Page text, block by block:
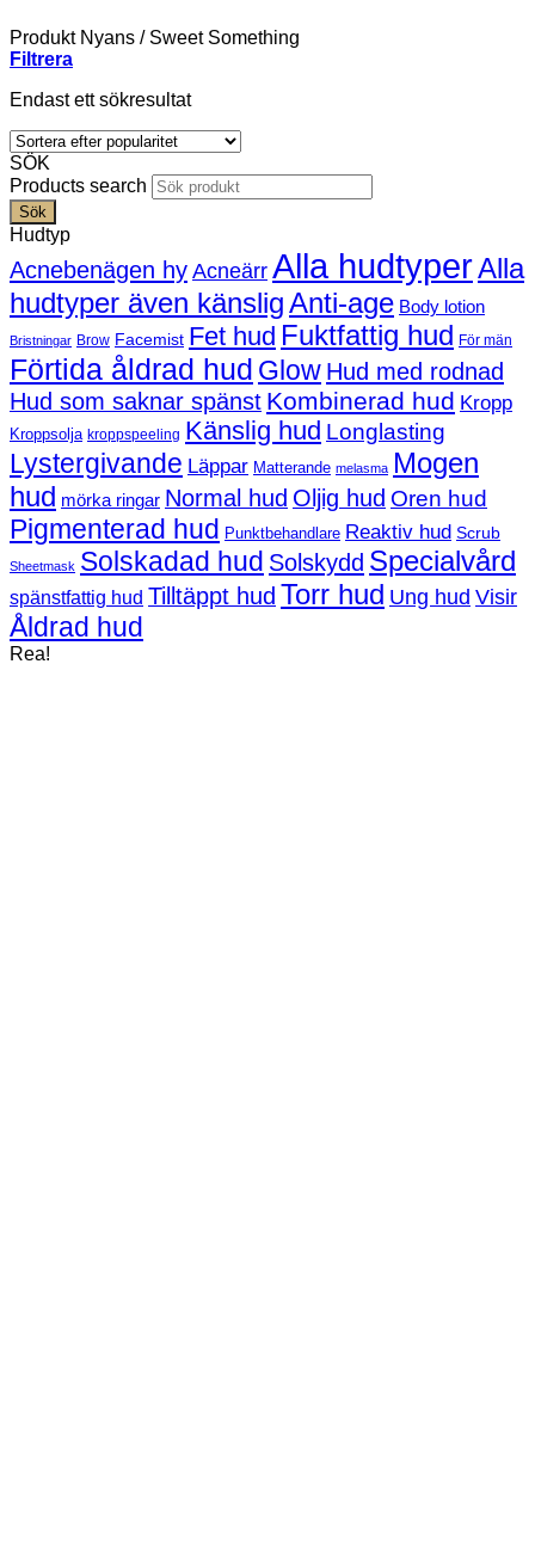
Produkt Nyans /Sweet Something
Filtrera
Endast ett sökresultat
SÖK
Products search
Sök
Hudtyp
Acnebenägen hy Acneärr Alla hudtyperAlla
hudtyper även känsligAnti-age Body lotion
Bristningar Brow Facemist Fet hud Fuktfattig hud För män
Förtida åldrad hud Glow Hud med rodnad
Hud som saknar spänst Kombinerad hud Kropp
Kroppsolja kroppspeeling Känslig hud Longlasting
Lystergivande Läppar Matterande melasma Mogen
hud mörka ringar Normal hud Oljig hud Oren hud
Pigmenterad hud Punktbehandlare Reaktiv hud Scrub
Sheetmask Solskadad hud Solskydd Specialvård
spänstfattig hud Tilltäppt hud Torr hud Ung hud Visir
Åldrad hud
Rea!